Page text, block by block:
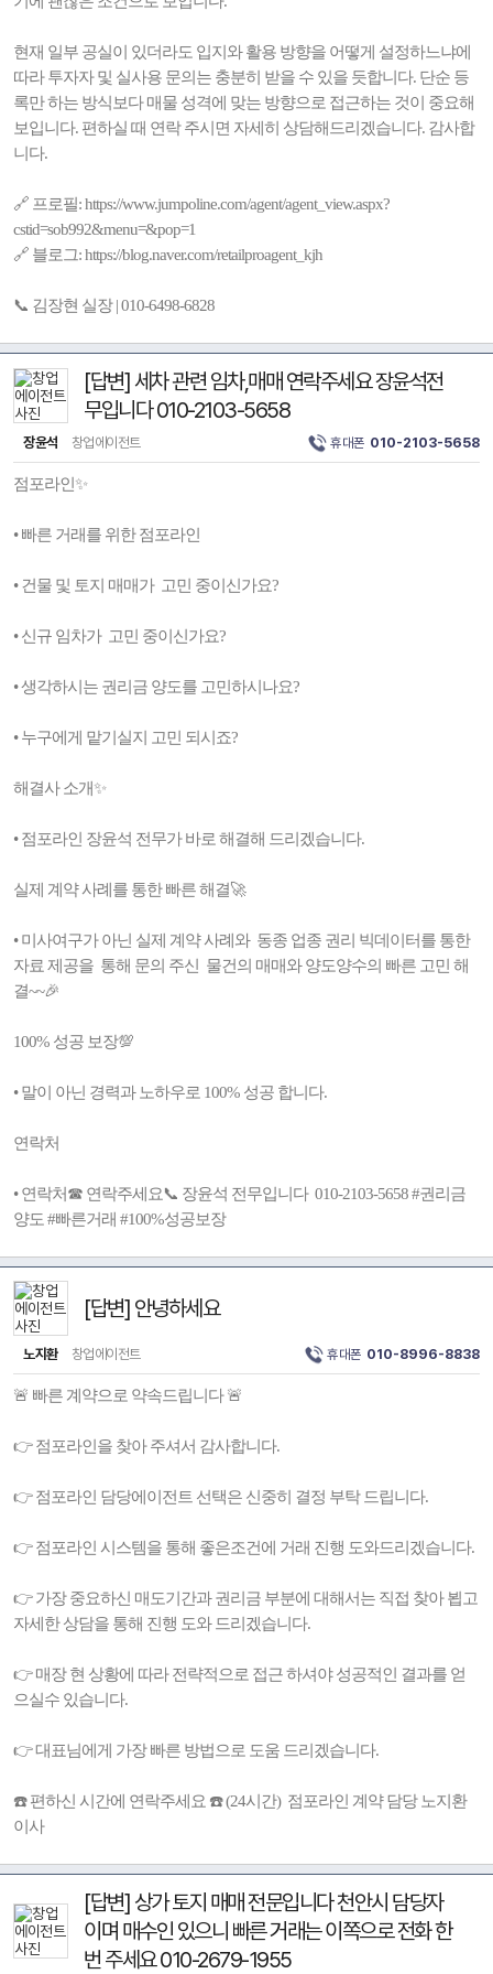
현재 일부 공실이 있더라도 입지와 활용 방향을 어떻게 설정하느냐에
따라 투자자 및 실사용 문의는 충분히 받을 수 있을 듯합니다. 단순 등
록만 하는 방식보다 매물 성격에 맞는 방향으로 접근하는 것이 중요해
보입니다. 편하실 때 연락 주시면 자세히 상담해드리겠습니다. 감사합
니다.
🔗 프로필: https://www.jumpoline.com/agent/agent_view.aspx?
cstid=sob992&menu=&pop=1
🔗 블로그: https://blog.naver.com/retailproagent_kjh
📞 김장현 실장 | 010-6498-6828
[답변] 세차 관련 임차,매매 연락주세요 장윤석전
무입니다 010-2103-5658
장윤석 창업에이전트 휴대폰 010-2103-5658
점포라인✨
• 빠른 거래를 위한 점포라인
• 건물 및 토지 매매가 고민 중이신가요?
• 신규 임차가 고민 중이신가요?
• 생각하시는 권리금 양도를 고민하시나요?
• 누구에게 맡기실지 고민 되시죠?
해결사 소개✨
• 점포라인 장윤석 전무가 바로 해결해 드리겠습니다.
실제 계약 사례를 통한 빠른 해결🚀
• 미사여구가 아닌 실제 계약 사례와 동종 업종 권리 빅데이터를 통한
자료 제공을 통해 문의 주신 물건의 매매와 양도양수의 빠른 고민 해
결~~🎉
100% 성공 보장💯
• 말이 아닌 경력과 노하우로 100% 성공 합니다.
연락처
• 연락처☎ 연락주세요📞 장윤석 전무입니다 010-2103-5658 #권리금
양도 #빠른거래 #100%성공보장
[답변] 안녕하세요
노지환 창업에이전트 휴대폰 010-8996-8838
🚨 빠른 계약으로 약속드립니다 🚨
👉 점포라인을 찾아 주셔서 감사합니다.
👉 점포라인 담당에이전트 선택은 신중히 결정 부탁 드립니다.
👉 점포라인 시스템을 통해 좋은조건에 거래 진행 도와드리겠습니다.
👉 가장 중요하신 매도기간과 권리금 부분에 대해서는 직접 찾아 뵙고
자세한 상담을 통해 진행 도와 드리겠습니다.
👉 매장 현 상황에 따라 전략적으로 접근 하셔야 성공적인 결과를 얻
으실수 있습니다.
👉 대표님에게 가장 빠른 방법으로 도움 드리겠습니다.
☎️ 편하신 시간에 연락주세요 ☎️ (24시간) 점포라인 계약 담당 노지환
이사
[답변] 상가 토지 매매 전문입니다 천안시 담당자
이며 매수인 있으니 빠른 거래는 이쪽으로 전화 한
번 주세요 010-2679-1955